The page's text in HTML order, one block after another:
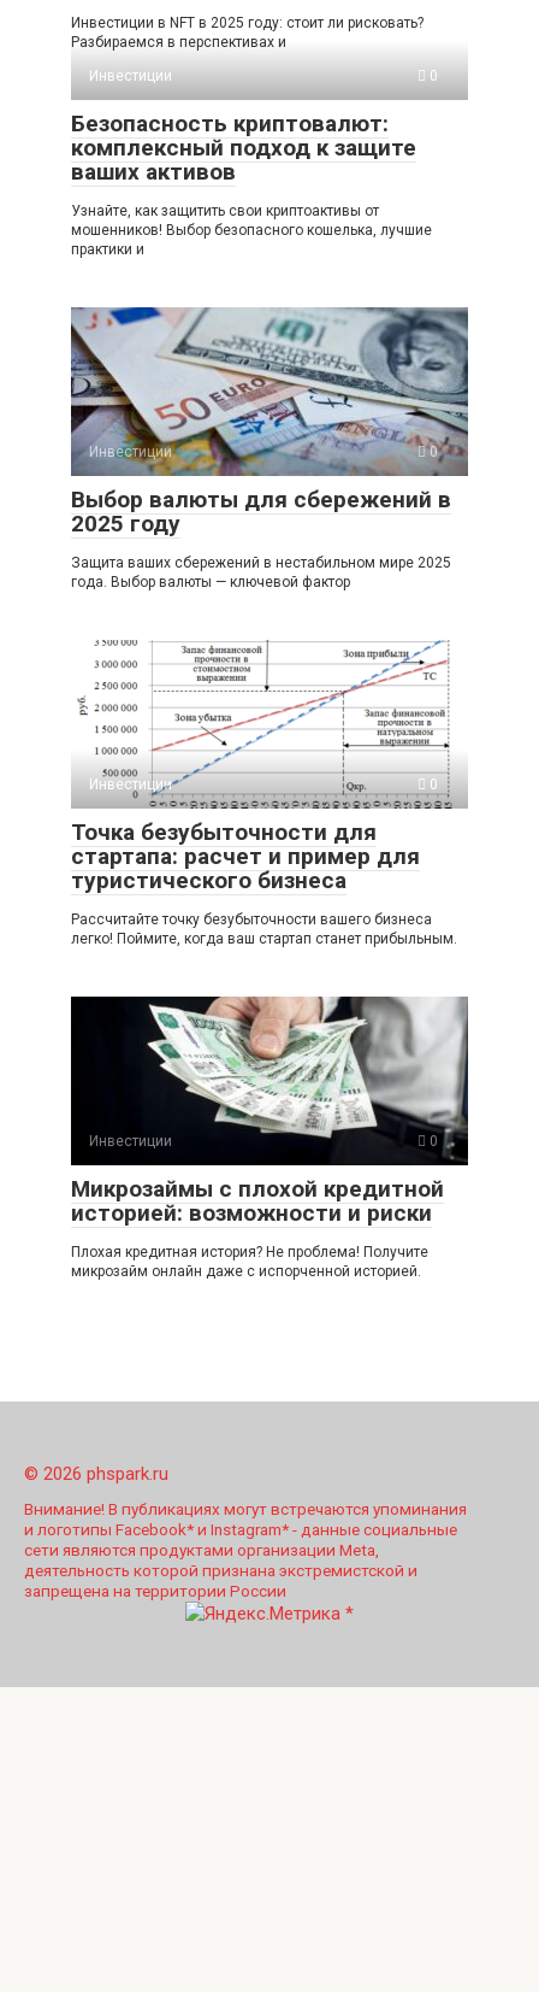
Инвестиции в NFT в 2025 году: стоит ли рисковать?
Разбираемся в перспективах и
Инвестиции
0
Безопасность криптовалют:
комплексный подход к защите
ваших активов
Узнайте, как защитить свои криптоактивы от
мошенников! Выбор безопасного кошелька, лучшие
практики и
Инвестиции 0
Выбор валюты для сбережений в
2025 году
Защита ваших сбережений в нестабильном мире 2025
года. Выбор валюты — ключевой фактор
Инвестиции 0
Точка безубыточности для
стартапа: расчет и пример для
туристического бизнеса
Рассчитайте точку безубыточности вашего бизнеса
легко! Поймите, когда ваш стартап станет прибыльным.
Инвестиции 0
Микрозаймы с плохой кредитной
историей: возможности и риски
Плохая кредитная история? Не проблема! Получите
микрозайм онлайн даже с испорченной историей.
© 2026 phspark.ru
Внимание! В публикациях могут встречаются упоминания
и логотипы Facebook* и Instagram* - данные социальные
сети являются продуктами организации Meta,
деятельность которой признана экстремистской и
запрещена на территории России
*